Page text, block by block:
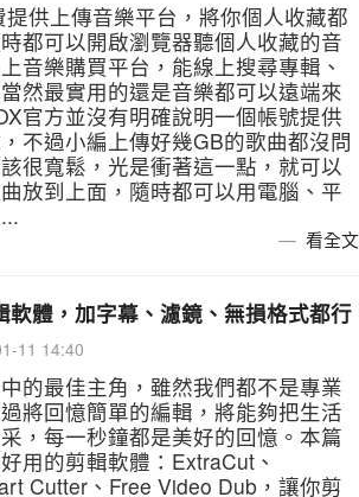
供上傳音樂平台，將你個人收藏都
都可以開啟瀏覽器聽個人收藏的音
音樂購買平台，能線上搜尋專輯、
然最實用的還是音樂都可以遠端來
官方並沒有明確說明一個帳號提供
不過小編上傳好幾GB的歌曲都沒問
很寬鬆，光是衝著這一點，就可以
放到上面，隨時都可以用電腦、平
看全文
軟體，加字幕、濾鏡、無損格式都行
11 14:40
的最佳主角，雖然我們都不是專業
將回憶簡單的編輯，將能夠把生活
，每一秒鐘都是美好的回憶。本篇
用的剪輯軟體：ExtraCut、
Cutter、Free Video Dub，讓你剪